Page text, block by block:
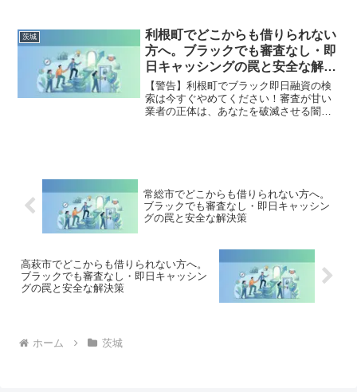
町で違法業者を避け、借金地獄から抜け
出した方々の実体験と確実な解決策を完
全公開。
茨城
利根町でどこからも借りられない
方へ。ブラックでも審査なし・即
日キャッシングの罠と安全な解決
策
【警告】利根町でブラック即日融資の検
索は今すぐやめてください！審査が甘い
業者の正体は、あなたを破滅させる闇金
常総市でどこからも借りられない方へ。
ブラックでも審査なし・即日キャッシン
グの罠と安全な解決策
高萩市でどこからも借りられない方へ。
ブラックでも審査なし・即日キャッシン
グの罠と安全な解決策
ホーム 茨城